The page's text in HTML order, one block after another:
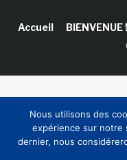
Accueil BIENVENUE !
Nous utilisons des
expérience sur notre
dernier, nous